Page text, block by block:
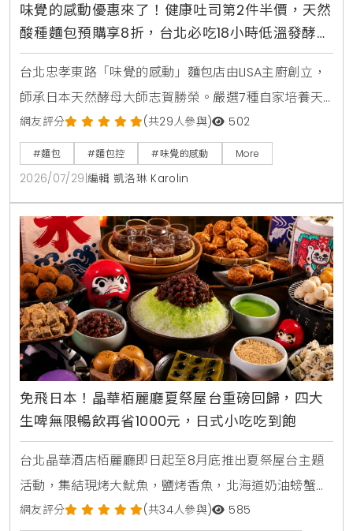
味覺的感動優惠來了！健康吐司第2件半價，天然
酸種麵包預購享8折，台北必吃18小時低溫發酵麵
包
台北忠孝東路「味覺的感動」麵包店由LISA主廚創立，
師承日本天然酵母大師志賀勝榮。嚴選7種自家培養天
然酵母與18小時低溫發酵工藝，主打不脹氣、無添加的
健康吐司、104%高加水核桃起司農夫麵包與蕃茄乳酪酸
種麵包。即日起推出健康吐司第2件半價、天然酸種麵
包預購8折優惠
網友評分 (共29人參與) 502
#麵包 #麵包控 #味覺的感動 More
2026/07/29 編輯 凱洛琳 Karolin
免飛日本！晶華栢麗廳夏祭屋台重磅回歸，四大
生啤無限暢飲再省1000元，日式小吃吃到飽
台北晶華酒店栢麗廳即日起至8月底推出夏祭屋台主題
活動，集結現烤大魷魚，鹽烤香魚，北海道奶油螃蟹燒
及甜蝦鮭魚親子丼等十數款日本街邊美食，搭配日本四
網友評分 (共34人參與) 585